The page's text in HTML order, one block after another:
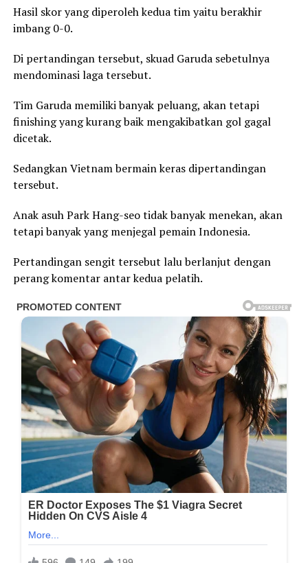
Hasil skor yang diperoleh kedua tim yaitu berakhir
imbang 0-0.
Di pertandingan tersebut, skuad Garuda sebetulnya
mendominasi laga tersebut.
Tim Garuda memiliki banyak peluang, akan tetapi
finishing yang kurang baik mengakibatkan gol gagal
dicetak.
Sedangkan Vietnam bermain keras dipertandingan
tersebut.
Anak asuh Park Hang-seo tidak banyak menekan, akan
tetapi banyak yang menjegal pemain Indonesia.
Pertandingan sengit tersebut lalu berlanjut dengan
perang komentar antar kedua pelatih.